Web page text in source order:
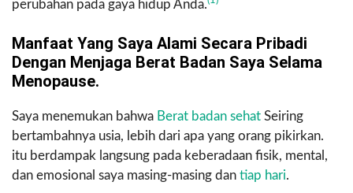
perubahan pada gaya hidup Anda.
Manfaat Yang Saya Alami Secara Pribadi
Dengan Menjaga Berat Badan Saya Selama
Menopause.
Saya menemukan bahwa Berat badan sehat Seiring
bertambahnya usia, lebih dari apa yang orang pikirkan.
itu berdampak langsung pada keberadaan fisik, mental,
dan emosional saya masing-masing dan tiap hari.